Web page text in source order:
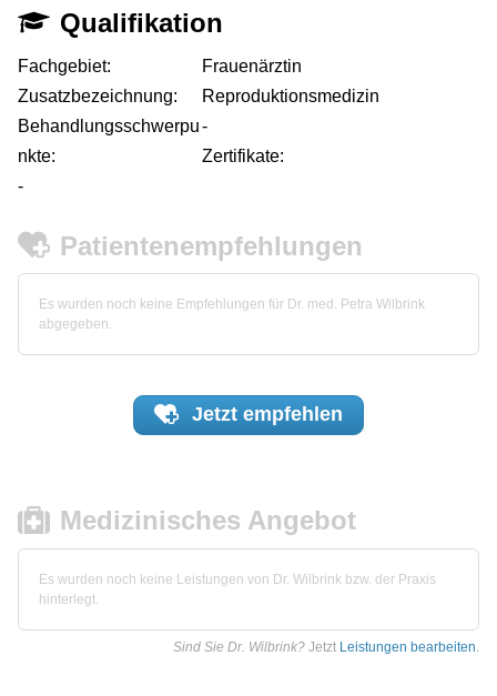
Qualifikation
Fachgebiet:
Frauenärztin
Zusatzbezeichnung:
Reproduktionsmedizin
Behandlungsschwerpu
nkte:
-
Zertifikate:
-
Patientenempfehlungen
Es wurden noch keine Empfehlungen für Dr. med. Petra Wilbrink
abgegeben.
Jetzt empfehlen
Medizinisches Angebot
Es wurden noch keine Leistungen von Dr. Wilbrink bzw. der Praxis
hinterlegt.
Sind Sie Dr. Wilbrink? Jetzt Leistungen bearbeiten.